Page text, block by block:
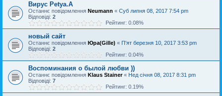
Вирус Petya.A
Останнє повідомлення Neumann « Суб липня 08, 2017 7:54 pm
Відповіді: 2
Рейтинг: 0.08%
новый сайт
Останнє повідомлення Юра(Gille) « П'ят березня 10, 2017 3:53 pm
Відповіді: 2
Рейтинг: 0.04%
Воспоминания о былой любви ))
Останнє повідомлення Klaus Stainer« Нед січня 08, 2017 8:31 pm
Відповіді: 7
Рейтинг: 0.19%